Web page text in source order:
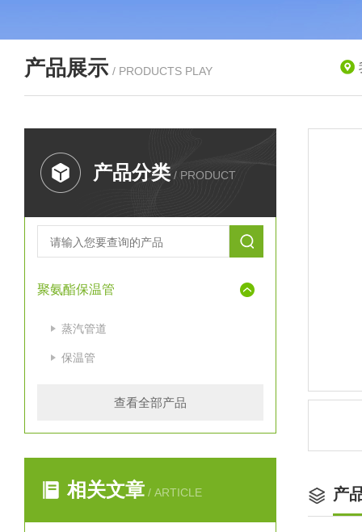
产品展示 / PRODUCTS PLAY
产品分类 / PRODUCT
聚氨酯保温管
蒸汽管道
保温管
查看全部产品
相关文章 / ARTICLE 产